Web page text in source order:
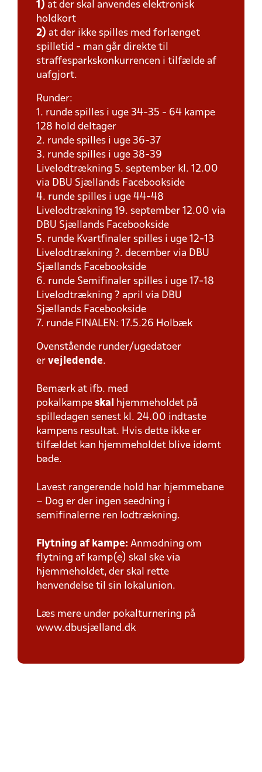
1) at der skal anvendes elektronisk
holdkort
2) at der ikke spilles med forlænget
spilletid - man går direkte til
straffesparkskonkurrencen i tilfælde af
uafgjort.
Runder:
1. runde spilles i uge 34-35 - 64 kampe
128 hold deltager
2. runde spilles i uge 36-37
3. runde spilles i uge 38-39
Livelodtrækning 5. september kl. 12.00
via DBU Sjællands Facebookside
4. runde spilles i uge 44-48
Livelodtrækning 19. september 12.00 via
DBU Sjællands Facebookside
5. runde Kvartfinaler spilles i uge 12-13
Livelodtrækning ?. december via DBU
Sjællands Facebookside
6. runde Semifinaler spilles i uge 17-18
Livelodtrækning ? april via DBU
Sjællands Facebookside
7. runde FINALEN: 17.5.26 Holbæk
Ovenstående runder/ugedatoer
er vejledende.
Bemærk at ifb. med
pokalkampe skal
hjemmeholdet på
spilledagen senest kl. 24.00 indtaste
kampens resultat. Hvis dette ikke er
tilfældet kan hjemmeholdet blive idømt
bøde.
Lavest rangerende hold har hjemmebane
– Dog er der ingen seedning i
semifinalerne ren lodtrækning.
Flytning af kampe: Anmodning om
flytning af kamp(e) skal ske via
hjemmeholdet, der skal rette
henvendelse til sin lokalunion.
Læs mere under pokalturnering på
www.dbusjælland.dk